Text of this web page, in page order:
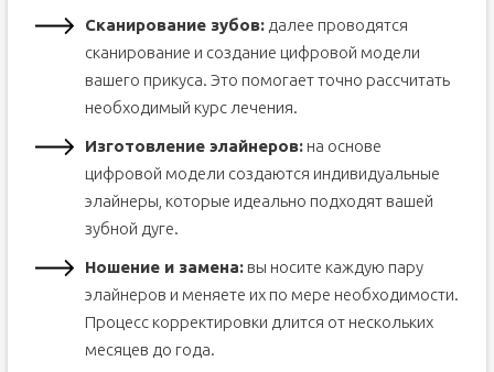
Сканирование зубов:далее проводятся
сканирование и создание цифровой модели
вашего прикуса. Это помогает точно рассчитать
необходимый курс лечения.
Изготовление элайнеров:на основе
цифровой модели создаются индивидуальные
элайнеры, которые идеально подходят вашей
зубной дуге.
Ношение и замена:вы носите каждую пару
элайнеров и меняете их по мере необходимости.
Процесс корректировки длится от нескольких
месяцев до года.